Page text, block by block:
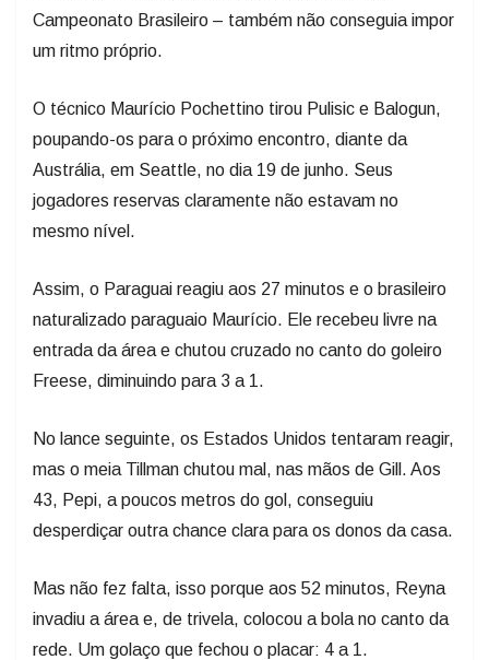
Campeonato Brasileiro – também não conseguia impor
um ritmo próprio.
O técnico Maurício Pochettino tirou Pulisic e Balogun,
poupando-os para o próximo encontro, diante da
Austrália, em Seattle, no dia 19 de junho. Seus
jogadores reservas claramente não estavam no
mesmo nível.
Assim, o Paraguai reagiu aos 27 minutos e o brasileiro
naturalizado paraguaio Maurício. Ele recebeu livre na
entrada da área e chutou cruzado no canto do goleiro
Freese, diminuindo para 3 a 1.
No lance seguinte, os Estados Unidos tentaram reagir,
mas o meia Tillman chutou mal, nas mãos de Gill. Aos
43, Pepi, a poucos metros do gol, conseguiu
desperdiçar outra chance clara para os donos da casa.
Mas não fez falta, isso porque aos 52 minutos, Reyna
invadiu a área e, de trivela, colocou a bola no canto da
rede. Um golaço que fechou o placar: 4 a 1.